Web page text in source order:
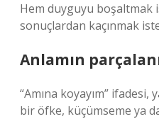
Hem duyguyu boşaltmak
sonuçlardan kaçınmak
Anlamın
“Amına koyayım” ifadesi,
bir öfke, küçümseme ya